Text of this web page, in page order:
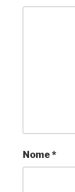
Nome*